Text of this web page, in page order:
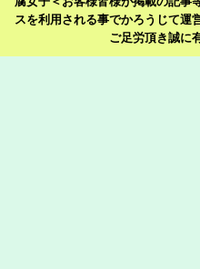
スを利用される事でかろうじて運
ご足労頂き誠に